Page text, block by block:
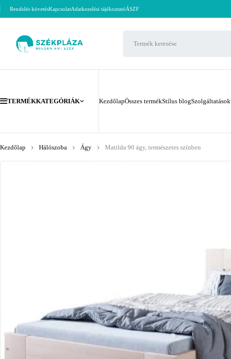
Rendelés követésKapcsolatAdatkezelési tájékoztatóÁSZF
TERMÉKKATEGÓRIÁK KezdőlapÖsszes termékStílus blogSzolgáltatások
Kezdőlap Hálószoba Ágy Matilda 90 ágy, természetes színben